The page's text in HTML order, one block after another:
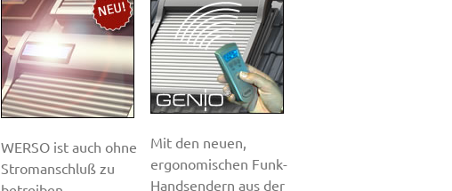
WERSO ist auch ohne
Stromanschluß zu
Mit den neuen,
ergonomischen Funk-
Handsendern aus der